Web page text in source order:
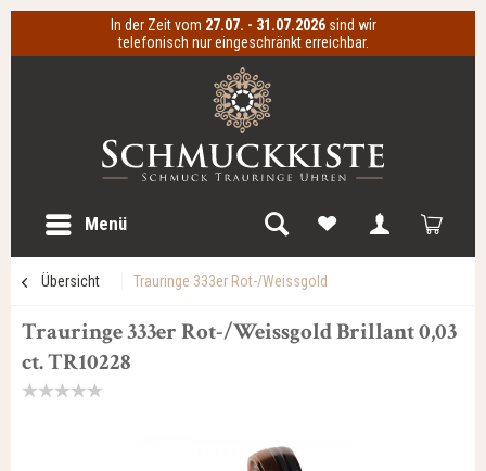
In der Zeit vom 27.07. - 31.07.2026 sind wir
telefonisch nur eingeschränkt erreichbar.
Menü
Übersicht Trauringe 333er Rot-/Weissgold
Trauringe 333er Rot-/Weissgold Brillant 0,03
ct. TR10228